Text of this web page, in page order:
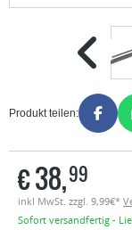
Produkt teilen:
€38,99
inkl MwSt. zzgl. 9,99€*
Sofort versandfertig -